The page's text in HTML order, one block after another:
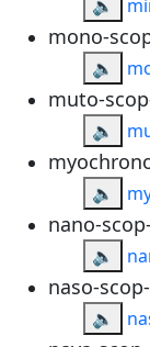
🔈
mono-
🔈
muto-
🔈
🔈
nano-scop-
🔈
naso-scop-
🔈